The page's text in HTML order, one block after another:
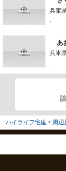
兵庫
-
あ
兵庫
-
ハイライフ宅建 > 周辺